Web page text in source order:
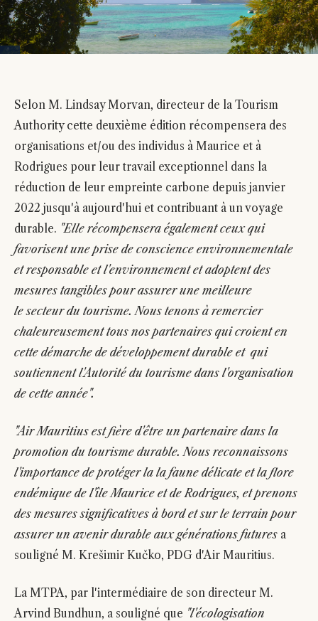
Selon M. Lindsay Morvan, directeur de la Tourism
Authority cette deuxième édition récompensera des
organisations et/ou des individus à Maurice et à
Rodrigues pour leur travail exceptionnel dans la
réduction de leur empreinte carbone depuis janvier
2022 jusqu'à aujourd'hui et contribuant à un voyage
durable. "Elle récompensera également ceux qui
favorisent une prise de conscience environnementale
et responsable et l'environnement et adoptent des
mesures tangibles pour assurer une meilleure
le secteur du tourisme. Nous tenons à remercier
chaleureusement tous nos partenaires qui croient en
cette démarche de développement durable et qui
soutiennent l'Autorité du tourisme dans l'organisation
de cette année".
"Air Mauritius est fière d'être un partenaire dans la
promotion du tourisme durable. Nous reconnaissons
l'importance de protéger la la faune délicate et la flore
endémique de l'île Maurice et de Rodrigues, et prenons
des mesures significatives à bord et sur le terrain pour
assurer un avenir durable aux générations futures a
souligné M. Krešimir Kučko, PDG d'Air Mauritius.
La MTPA, par l'intermédiaire de son directeur M.
Arvind Bundhun, a souligné que "l'écologisation